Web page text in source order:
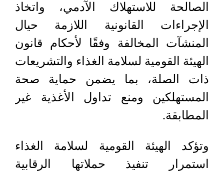
الصالحة للاستهلاك الآدمي، واتخاذ
الإجراءات القانونية اللازمة حيال
المنشآت المخالفة وفقًا لأحكام قانون
الهيئة القومية لسلامة الغذاء والتشريعات
ذات الصلة، بما يضمن حماية صحة
المستهلكين ومنع تداول الأغذية غير
المطابقة.
وتؤكد الهيئة القومية لسلامة الغذاء
استمرار تنفيذ حملاتها الرقابية